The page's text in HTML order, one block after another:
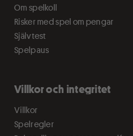
Om spelkoll
Risker med spel om pengar
Självtest
Spelpaus
Villkor och integritet
Villkor
Spelregler